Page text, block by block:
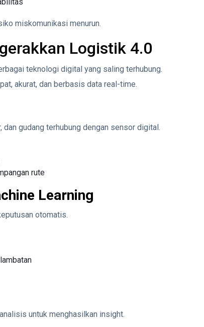
miskomunikasi menurun.
Logistik 4.0
teknologi digital yang saling terhubung.
akurat, dan berbasis data real-time.
gudang terhubung dengan sensor digital.
rute
Learning
otomatis.
untuk menghasilkan insight.